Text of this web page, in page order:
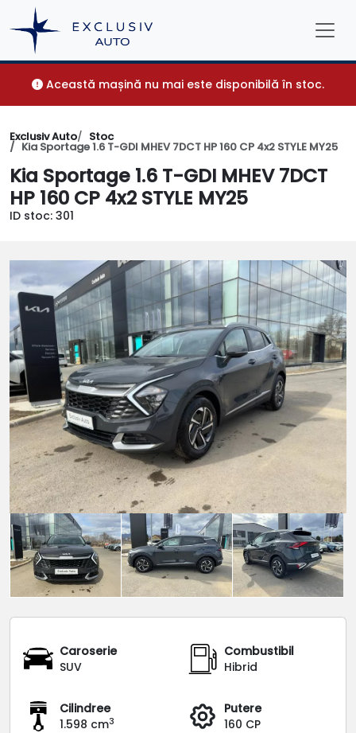
Această mașină nu mai este disponibilă în stoc.
Exclusiv Auto Stoc
Kia Sportage 1.6 T-GDI MHEV 7DCT HP 160 CP 4x2 STYLE MY25
Kia Sportage 1.6 T-GDI MHEV 7DCT
HP 160 CP 4x2 STYLE MY25
ID stoc: 301
Caroserie
SUV
Combustibil
Hibrid
Cilindree
1.598 cm3
Putere
160 CP